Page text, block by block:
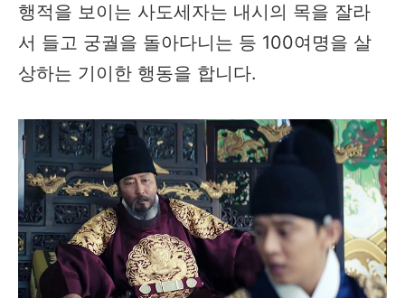
행적을 보이는 사도세자는 내시의 목을 잘라
서 들고 궁궐을 돌아다니는 등 100여명을 살
상하는 기이한 행동을 합니다.